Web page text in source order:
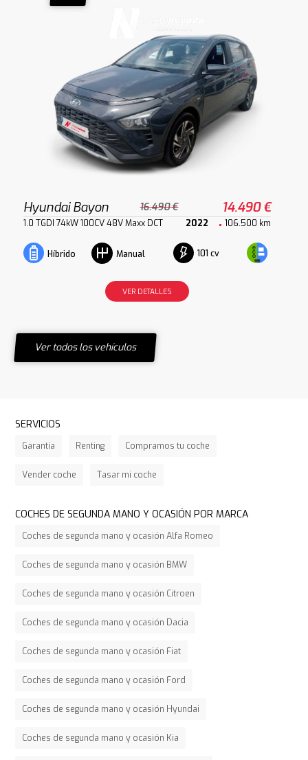
Hyundai Bayon 16.490 € 14.490 €
1.0 TGDI 74kW 100CV 48V Maxx DCT 2022 106.500 km
Híbrido Manual 101 cv
VER DETALLES
Ver todos los vehículos
SERVICIOS
Garantía Renting Compramos tu coche
Vender coche Tasar mi coche
COCHES DE SEGUNDA MANO Y OCASIÓN POR MARCA
Coches de segunda mano y ocasión Alfa Romeo
Coches de segunda mano y ocasión BMW
Coches de segunda mano y ocasión Citroen
Coches de segunda mano y ocasión Dacia
Coches de segunda mano y ocasión Fiat
Coches de segunda mano y ocasión Ford
Coches de segunda mano y ocasión Hyundai
Coches de segunda mano y ocasión Kia